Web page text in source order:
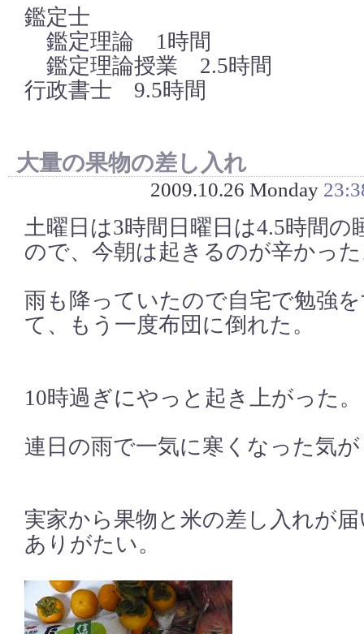
鑑定士
鑑定理論 1時間
鑑定理論授業 2.5時間
行政書士 9.5時間
大量の果物の差し入れ
2009.10.26 Monday
土曜日は3時間日曜日は4.5時間の
ので、今朝は起きるのが辛かっ
雨も降っていたので自宅で勉強
て、もう一度布団に倒れた。
10時過ぎにやっと起き上がった。
連日の雨で一気に寒くなった気
実家から果物と米の差し入れが
ありがたい。